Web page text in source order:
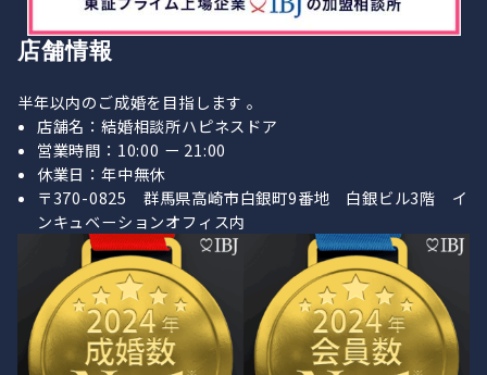
店舗情報
半年以内のご成婚を目指します 。
店舗名：結婚相談所ハピネスドア
営業時間：10:00 ー 21:00
休業日：年中無休
〒370-0825 群馬県高崎市白銀町9番地 白銀ビル3階 イ
ンキュベーションオフィス内